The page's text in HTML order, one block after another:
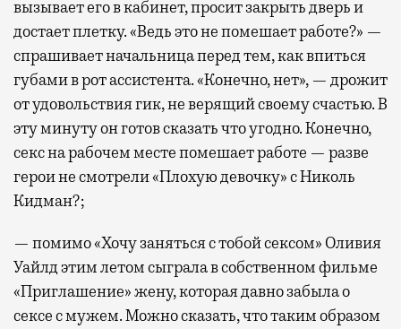
вызывает его в кабинет, просит закрыть дверь и
достает плетку. «Ведь это не помешает работе?» —
спрашивает начальница перед тем, как впиться
губами в рот ассистента. «Конечно, нет», — дрожит
от удовольствия гик, не верящий своему счастью. В
эту минуту он готов сказать что угодно. Конечно,
секс на рабочем месте помешает работе — разве
герои не смотрели «Плохую девочку» с Николь
Кидман?;
— помимо «Хочу заняться с тобой сексом» Оливия
Уайлд этим летом сыграла в собственном фильме
«Приглашение» жену, которая давно забыла о
сексе с мужем. Можно сказать, что таким образом